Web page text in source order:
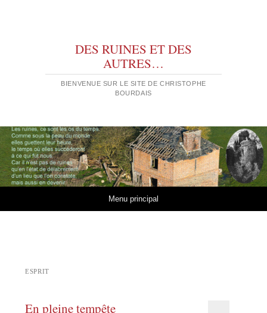
DES RUINES ET DES
AUTRES…
BIENVENUE SUR LE SITE DE CHRISTOPHE
BOURDAIS
Menu principal
ESPRIT
En pleine tempête